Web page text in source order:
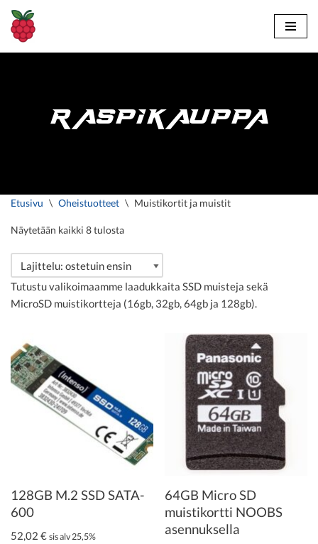
Siirry
suoraan
RASPIKAUPPA
Etusivu \ Oheistuotteet \ Muistikortit ja muistit
Näytetään kaikki 8 tulosta
Tutustu valikoimaamme laadukkaita SSD muisteja sekä
MicroSD muistikortteja (16gb, 32gb, 64gb ja 128gb).
128GB M.2 SSD SATA-
600
52,02 € sis alv 25,5%
64GB Micro SD
muistikortti NOOBS
asennuksella